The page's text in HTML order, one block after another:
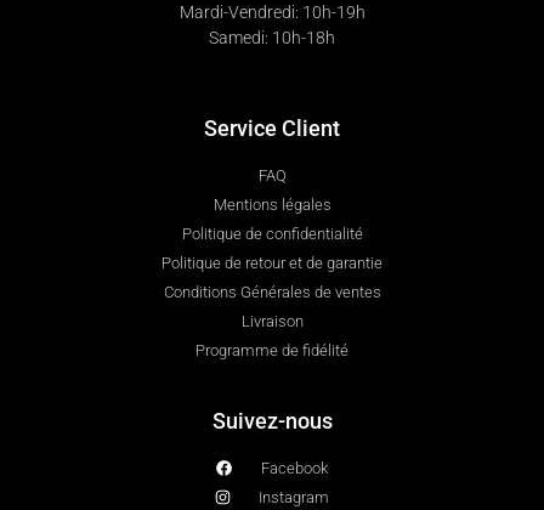
Mardi-Vendredi: 10h-19h
Samedi: 10h-18h
Service Client
FAQ
Mentions légales
Politique de confidentialité
Politique de retour et de garantie
Conditions Générales de ventes
Livraison
Programme de fidélité
Suivez-nous
Facebook
Instagram